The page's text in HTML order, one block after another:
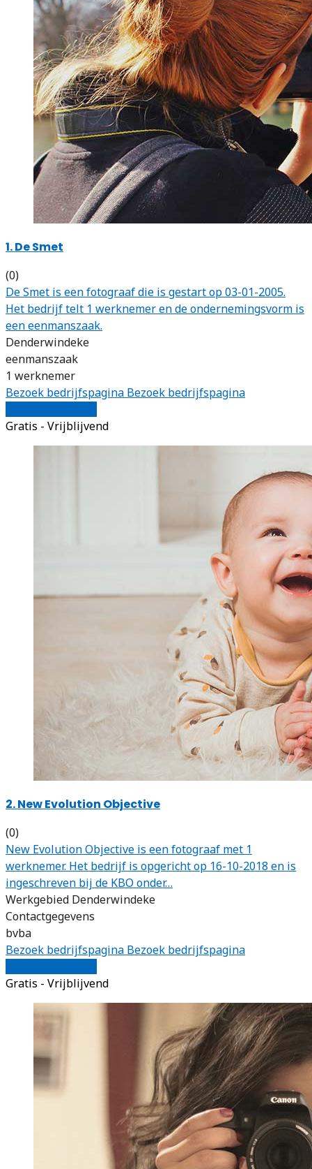
1. De Smet
(0)
De Smet is een fotograaf die is gestart op 03-01-2005.
Het bedrijf telt 1 werknemer en de ondernemingsvorm is
een eenmanszaak.
Denderwindeke
eenmanszaak
1 werknemer
Bezoek bedrijfspagina Bezoek bedrijfspagina
Gratis - Vrijblijvend
2. New Evolution Objective
(0)
New Evolution Objective is een fotograaf met 1
werknemer. Het bedrijf is opgericht op 16-10-2018 en is
ingeschreven bij de KBO onder…
Werkgebied Denderwindeke
Contactgegevens
bvba
Bezoek bedrijfspagina Bezoek bedrijfspagina
Gratis - Vrijblijvend